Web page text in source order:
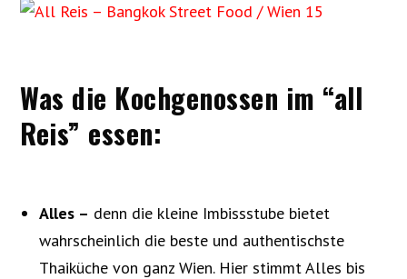
Was die Kochgenossen im “all
Reis” essen:
Alles – denn die kleine Imbissstube bietet
wahrscheinlich die beste und authentischste
Thaiküche von ganz Wien. Hier stimmt Alles bis